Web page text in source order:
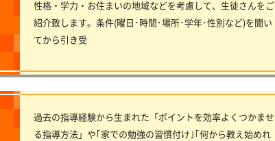
性格・学力・お住まいの地域などを考慮して、生徒さんをご
紹介致します。条件(曜日･時間･場所･学年･性別など)を聞い
てから引き受
過去の指導経験から生まれた「ポイントを効率よくつかませ
る指導方法」や｢家での勉強の習慣付け｣｢何から教え始めれ